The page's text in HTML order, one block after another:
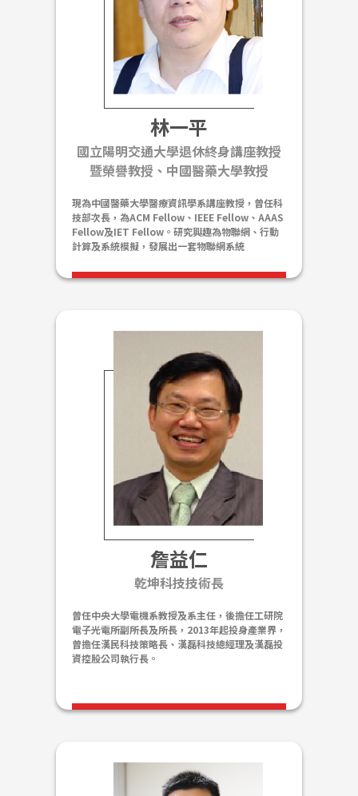
林一平
國立陽明交通大學退休終身講座教授
暨榮譽教授、中國醫藥大學教授
現為中國醫藥大學醫療資訊學系講座教授，曾任科
技部次長，為ACM Fellow、IEEE Fellow、AAAS
Fellow及IET Fellow。研究興趣為物聯網、行動
計算及系統模擬，發展出一套物聯網系統
校園等領域/場域。興趣多元，喜好藝術、繪畫、
詹益仁
乾坤科技技術長
曾任中央大學電機系教授及系主任，後擔任工研院
電子光電所副所長及所長，2013年起投身產業界，
曾擔任漢民科技策略長、漢磊科技總經理及漢磊投
資控股公司執行長。